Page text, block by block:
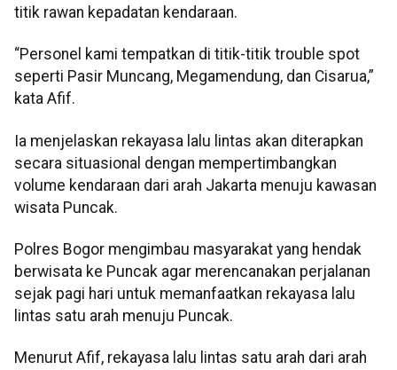
titik rawan kepadatan kendaraan.
“Personel kami tempatkan di titik-titik trouble spot
seperti Pasir Muncang, Megamendung, dan Cisarua,”
kata Afif.
Ia menjelaskan rekayasa lalu lintas akan diterapkan
secara situasional dengan mempertimbangkan
volume kendaraan dari arah Jakarta menuju kawasan
wisata Puncak.
Polres Bogor mengimbau masyarakat yang hendak
berwisata ke Puncak agar merencanakan perjalanan
sejak pagi hari untuk memanfaatkan rekayasa lalu
lintas satu arah menuju Puncak.
Menurut Afif, rekayasa lalu lintas satu arah dari arah